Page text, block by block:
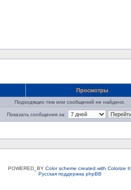
Просмотры
Подходящих тем или сообщений не найдено.
Показать сообщения за:
POWERED_BY Color scheme created with Colorize It.
Русская поддержка phpBB